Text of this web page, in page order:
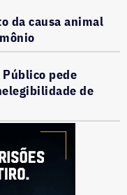
da causa animal
Público pede
de